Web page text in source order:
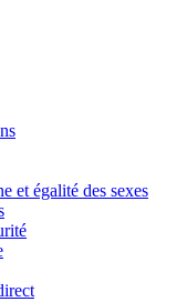
et égalité des sexes